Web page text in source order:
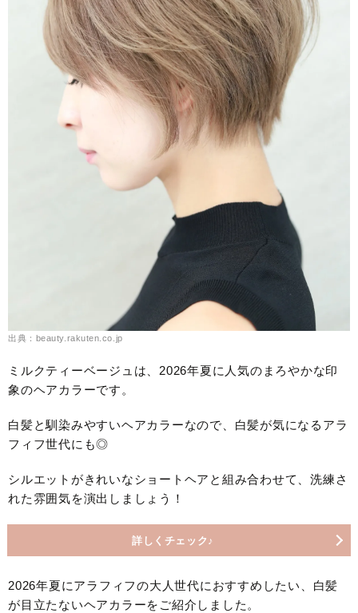
出典：beauty.rakuten.co.jp
ミルクティーベージュは、2026年夏に人気のまろやかな印
象のヘアカラーです。
白髪と馴染みやすいヘアカラーなので、白髪が気になるアラ
フィフ世代にも◎
シルエットがきれいなショートヘアと組み合わせて、洗練さ
れた雰囲気を演出しましょう！
詳しくチェック♪
2026年夏にアラフィフの大人世代におすすめしたい、白髪
が目立たないヘアカラーをご紹介しました。